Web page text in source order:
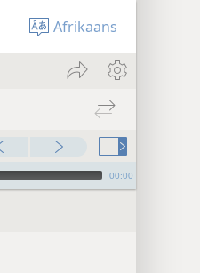
Afrikaans
00:00